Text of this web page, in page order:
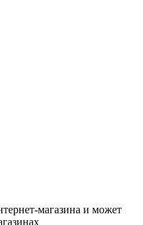
магазина и может